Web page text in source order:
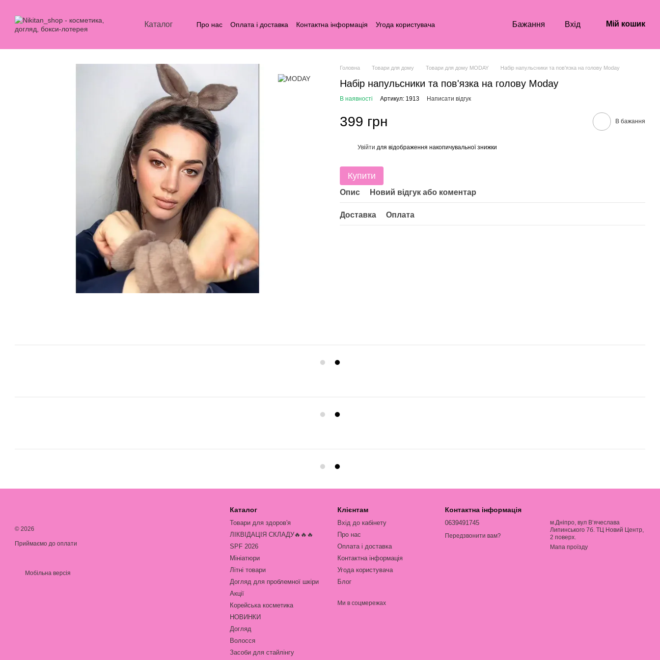
Каталог Про нас Оплата і доставка Контактна інформація
Угода користувача
Бажання Вхід Мій кошик
Головна Товари для дому Товари для дому MODAY Набір напульсники та пов'язка на голову Moday
Набір напульсники та пов'язка на голову Moday
В наявності Артикул: 1913 Написати відгук
399 грн В бажання
Увійти для відображення накопичувальної знижки
Купити
Опис Новий відгук або коментар
Доставка Оплата
© 2026
Приймаємо до оплати
Мобільна версія
Каталог
Товари для здоров'я
ЛІКВІДАЦІЯ СКЛАДУ🔥🔥🔥
SPF 2026
Мініатюри
Літні товари
Догляд для проблемної шкіри
Акції
Корейська косметика
НОВИНКИ
Догляд
Волосся
Засоби для стайлінгу
Клієнтам
Вхід до кабінету
Про нас
Оплата і доставка
Контактна інформація
Угода користувача
Блог
Ми в соцмережах
Контактна інформація
0639491745
Передзвонити вам?
м.Дніпро, вул В‘ячеслава
Липинського 7б. ТЦ Новий Центр,
2 поверх.
Мапа проїзду